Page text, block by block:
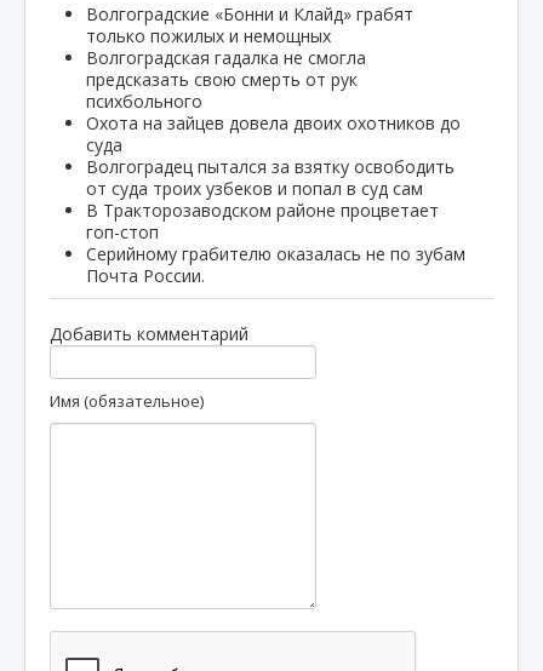
Волгоградские «Бонни и Клайд» грабят
только пожилых и немощных
Волгоградская гадалка не смогла
предсказать свою смерть от рук
психбольного
Охота на зайцев довела двоих охотников до
суда
Волгоградец пытался за взятку освободить
от суда троих узбеков и попал в суд сам
В Тракторозаводском районе процветает
гоп-стоп
Серийному грабителю оказалась не по зубам
Почта России.
Добавить комментарий
Имя (обязательное)